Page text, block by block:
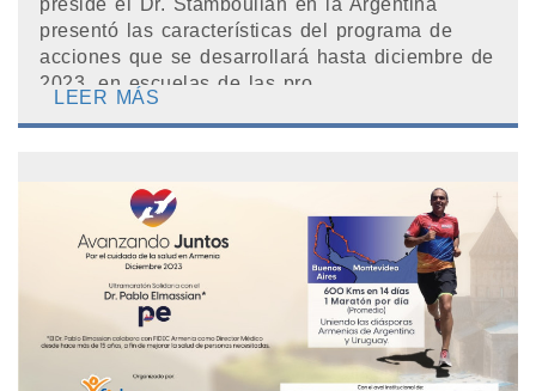
preside el Dr. Stamboulian en la Argentina
presentó las características del programa de
acciones que se desarrollará hasta diciembre de
2023, en escuelas de las pro...
LEER MÁS